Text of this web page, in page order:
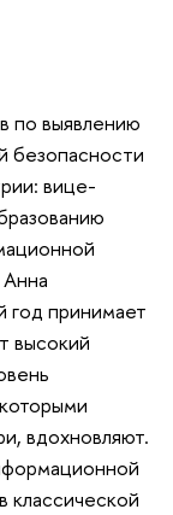
по выявлению
безопасности
вице-
год принимает
высокий
вдохновляют.
классической